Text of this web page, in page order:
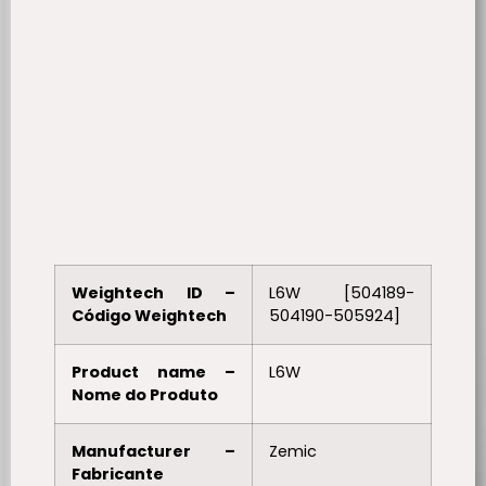
Weightech ID –
Código Weightech
L6W [504189-
504190-505924]
Product name –
Nome do Produto
L6W
Manufacturer –
Fabricante
Zemic